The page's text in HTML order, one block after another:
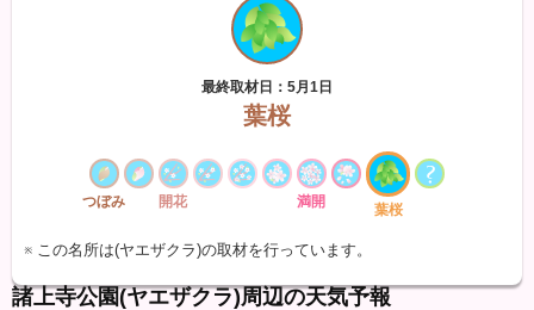
最終取材日：5月1日
葉桜
つぼみ 開花 満開 葉桜
※ この名所は(ヤエザクラ)の取材を行っています。
諸上寺公園(ヤエザクラ)周辺の天気予報